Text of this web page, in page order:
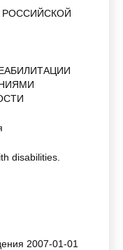
РОССИЙСКОЙ
disabilities.
2007-01-01